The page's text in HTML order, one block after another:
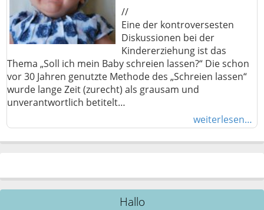
//
Eine der kontroversesten
Diskussionen bei der
Kindererziehung ist das
Thema „Soll ich mein Baby schreien lassen?“ Die schon
vor 30 Jahren genutzte Methode des „Schreien lassen“
wurde lange Zeit (zurecht) als grausam und
unverantwortlich betitelt…
weiterlesen…
Hallo